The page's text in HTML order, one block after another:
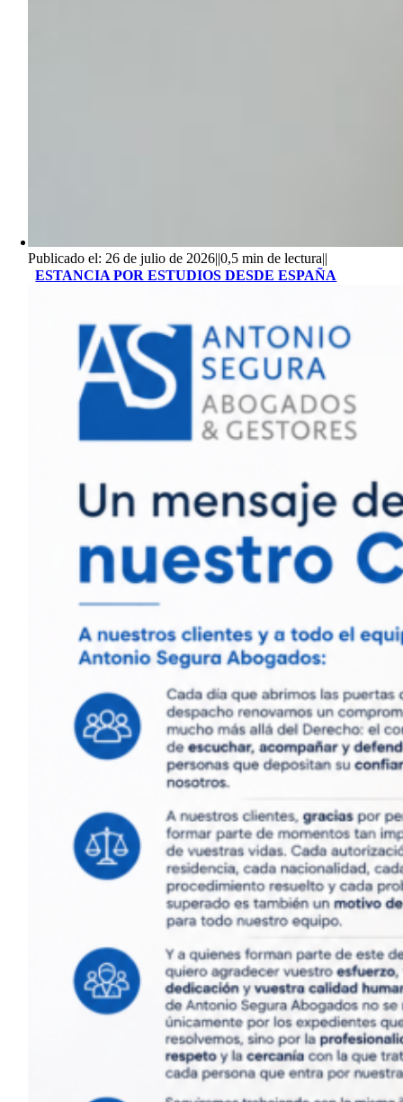
Publicado el: 26 de julio de 2026||0,5 min de lectura||
ESTANCIA POR ESTUDIOS DESDE ESPAÑA